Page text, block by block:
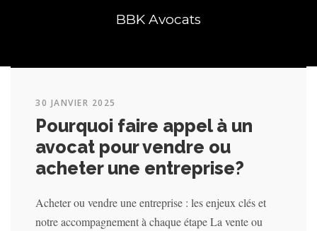
BBK Avocats
30 JANVIER 2025
Pourquoi faire appel à un
avocat pour vendre ou
acheter une entreprise?
Acheter ou vendre une entreprise : les enjeux clés et
notre accompagnement à chaque étape La vente ou